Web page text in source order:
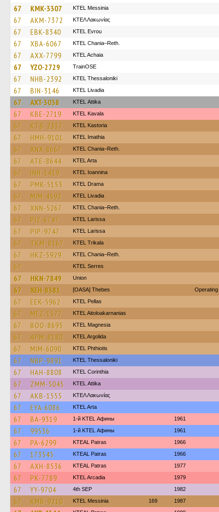
67 KMK-3307 KTEL Messinia
67 AKM-7372 ΚΤΕΛ Λακωνίας
67 EBK-8340 KTEL Evrou
67 XBA-6067 KTEL Chania–Reth.
67 AXX-7799 KTEL Achaia
67 YZO-2729 TrainΟSE
67 NHB-2392 KTEL Thessaloniki
67 BIN-3146 KTEL Livadia
67 AXT-3038 KΤΕL Αttika
67 KBE-2719 KTEL Kavala
67 KTB-2317 KTEL Kastoria
67 HMH-9101 KTEL Imathia
67 XNX-8667 KTEL Chania–Reth.
67 ATE-8644 KTEL Arta
67 INH-1419 KTEL Ioannina
67 PMK-5153 KTEL Drama
67 MIM-4592 KTEL Livadia
67 XNN-5267 KTEL Chania–Reth.
67 PIZ-6747 KTEL Larissa
67 PIP-9747 KTEL Larissa
67 TKM-8167 ΚΤΕL Τrikala
67 HKZ-5929 KTEL Chania–Reth.
67 KTEL Serres
67 HKN-7849 Union
67 XEH-8381 [OASA] Thebes
67 EEK-5962 KTEL Pellas
67 MEZ-1577 KTEL Aitoloakarnanias
67 BOO-8695 ΚΤΕL Magnesia
67 APM-8180 KTEL Argolida
67 MIM-6090 ΚΤΕL Phthiotis
67 NBP-9891 KTEL Thessaloniki
67 HAH-8808 KTEL Corinthia
67 ZMM-5045 KΤΕL Αttika
67 AKB-1555 ΚΤΕΛ Λακωνίας
67 EYA-6086 KTEL Arta
67 BA-9319 1-й KTEL Афины 1961
67 99536 1-й KTEL Афины 1961
67 PA-6299 KTEAL Patras 1966
67 173545 KTEAL Patras 1966
67 AXH-8536 KTEAL Patras 1977
67 PK-7789 KTEL Arcadia 1979
67 YY-9704 4th SEP 1982
67 KMB-9210 KTEL Messinia 169 1987